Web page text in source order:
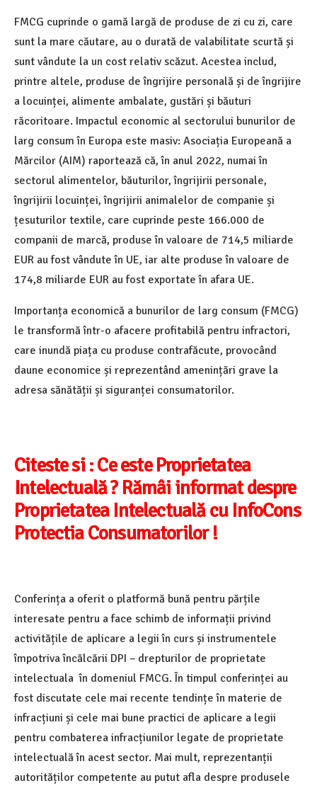
FMCG cuprinde o gamă largă de produse de zi cu zi, care
sunt la mare căutare, au o durată de valabilitate scurtă și
sunt vândute la un cost relativ scăzut. Acestea includ,
printre altele, produse de îngrijire personală și de îngrijire
a locuinței, alimente ambalate, gustări și băuturi
răcoritoare. Impactul economic al sectorului bunurilor de
larg consum în Europa este masiv: Asociația Europeană a
Mărcilor (AIM) raportează că, în anul 2022, numai în
sectorul alimentelor, băuturilor, îngrijirii personale,
îngrijirii locuinței, îngrijirii animalelor de companie și
țesuturilor textile, care cuprinde peste 166.000 de
companii de marcă, produse în valoare de 714,5 miliarde
EUR au fost vândute în UE, iar alte produse în valoare de
174,8 miliarde EUR au fost exportate în afara UE.
Importanța economică a bunurilor de larg consum (FMCG)
le transformă într-o afacere profitabilă pentru infractori,
care inundă piața cu produse contrafăcute, provocând
daune economice și reprezentând amenințări grave la
adresa sănătății și siguranței consumatorilor.
Citeste si :Ce este Proprietatea
Intelectuală ? Rămâi informat despre
Proprietatea Intelectuală cu InfoCons
Protectia Consumatorilor !
Conferința a oferit o platformă bună pentru părțile
interesate pentru a face schimb de informații privind
activitățile de aplicare a legii în curs și instrumentele
împotriva încălcării DPI – drepturilor de proprietate
intelectuala în domeniul FMCG. În timpul conferinței au
fost discutate cele mai recente tendințe în materie de
infracțiuni și cele mai bune practici de aplicare a legii
pentru combaterea infracțiunilor legate de proprietate
intelectuală în acest sector. Mai mult, reprezentanții
autorităților competente au putut afla despre produsele